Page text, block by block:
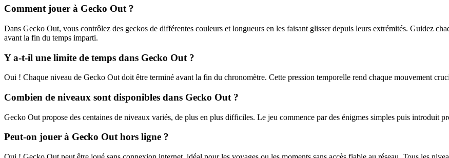
Comment jouer à Gecko Out ?
Dans Gecko Out, vous contrôlez des geckos de différentes couleurs et longueurs en les faisant glisser depuis leurs extrémités. Guidez
avant la fin du temps imparti.
Y a-t-il une limite de temps dans Gecko Out ?
Oui ! Chaque niveau de Gecko Out doit être terminé avant la fin du chronomètre. Cette pression temporelle rend chaque mouvement
Combien de niveaux sont disponibles dans Gecko Out ?
Gecko Out propose des centaines de niveaux variés, de plus en plus difficiles. Le jeu commence par des énigmes simples puis introduit
Peut-on jouer à Gecko Out hors ligne ?